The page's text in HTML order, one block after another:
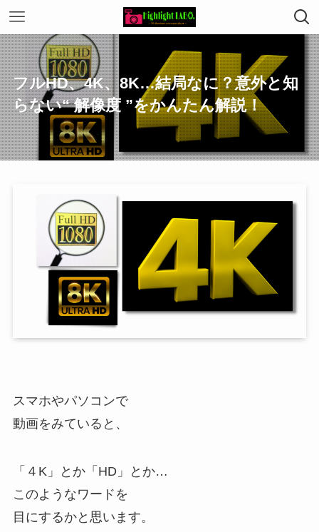
フルHD、4K、8K…結局なに？意外と知
らない“ 解像度 ”をかんたん解説！
スマホやパソコンで
動画をみていると、
「４K」とか「HD」とか…
このようなワードを
目にするかと思います。